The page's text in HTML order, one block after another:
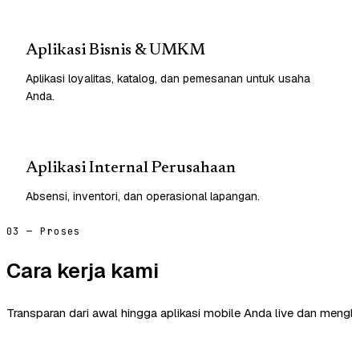
Aplikasi Bisnis & UMKM
Aplikasi loyalitas, katalog, dan pemesanan untuk usaha
Anda.
Aplikasi Internal Perusahaan
Absensi, inventori, dan operasional lapangan.
03 — Proses
Cara kerja kami
Transparan dari awal hingga aplikasi mobile Anda live dan